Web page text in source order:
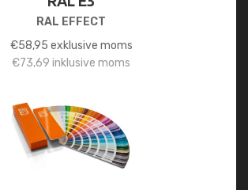
RAL EFFECT
€58,95 exklusive moms
€73,69 inklusive moms